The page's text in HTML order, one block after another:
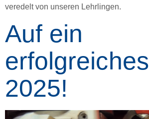
veredelt von unseren Lehrlingen.
Auf ein
erfolgreiches
2025!